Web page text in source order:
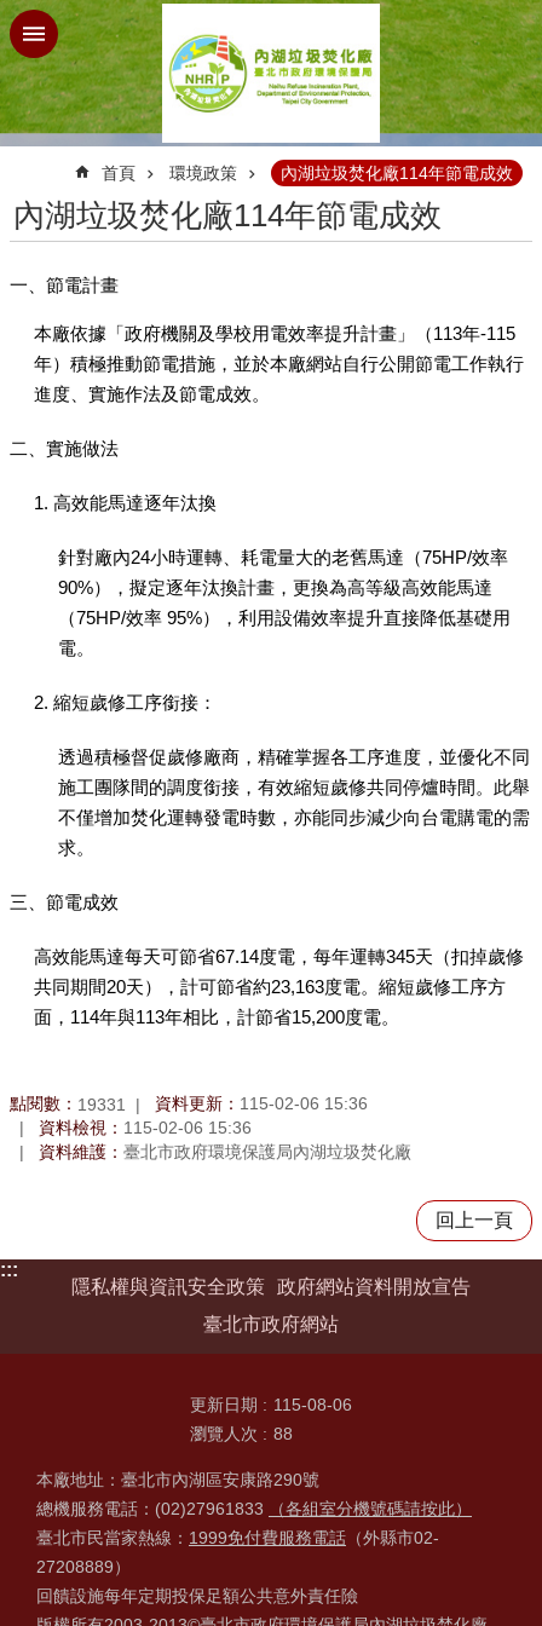
跳到主要內容區塊
首頁 環境政策 內湖垃圾焚化廠114年節電成效
內湖垃圾焚化廠114年節電成效
一、節電計畫
本廠依據「政府機關及學校用電效率提升計畫」（113年-115
年）積極推動節電措施，並於本廠網站自行公開節電工作執行
進度、實施作法及節電成效。
二、實施做法
1. 高效能馬達逐年汰換
針對廠內24小時運轉、耗電量大的老舊馬達（75HP/效率
90%），擬定逐年汰換計畫，更換為高等級高效能馬達
（75HP/效率 95%），利用設備效率提升直接降低基礎用
電。
2. 縮短歲修工序銜接：
透過積極督促歲修廠商，精確掌握各工序進度，並優化不同
施工團隊間的調度銜接，有效縮短歲修共同停爐時間。此舉
不僅增加焚化運轉發電時數，亦能同步減少向台電購電的需
求。
三、節電成效
高效能馬達每天可節省67.14度電，每年運轉345天（扣掉歲修
共同期間20天），計可節省約23,163度電。縮短歲修工序方
面，114年與113年相比，計節省15,200度電。
點閱數： 19331 資料更新： 115-02-06 15:36
資料檢視： 115-02-06 15:36
資料維護： 臺北市政府環境保護局內湖垃圾焚化廠
回上一頁
:::
隱私權與資訊安全政策 政府網站資料開放宣告
臺北市政府網站
更新日期
115-08-06
瀏覽人次
88
本廠地址：臺北市內湖區安康路290號
總機服務電話：(02)27961833
（各組室分機號碼請按此）
臺北市民當家熱線： 1999免付費服務電話 （外縣市02-
27208889）
回饋設施每年定期投保足額公共意外責任險